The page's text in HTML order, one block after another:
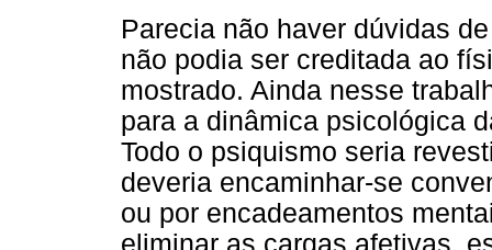
Parecia não haver dúvidas
não podia ser creditada ao
mostrado. Ainda nesse
para a dinâmica psicológica
Todo o psiquismo seria
deveria encaminhar-se
ou por encadeamentos
eliminar as cargas afetivas,